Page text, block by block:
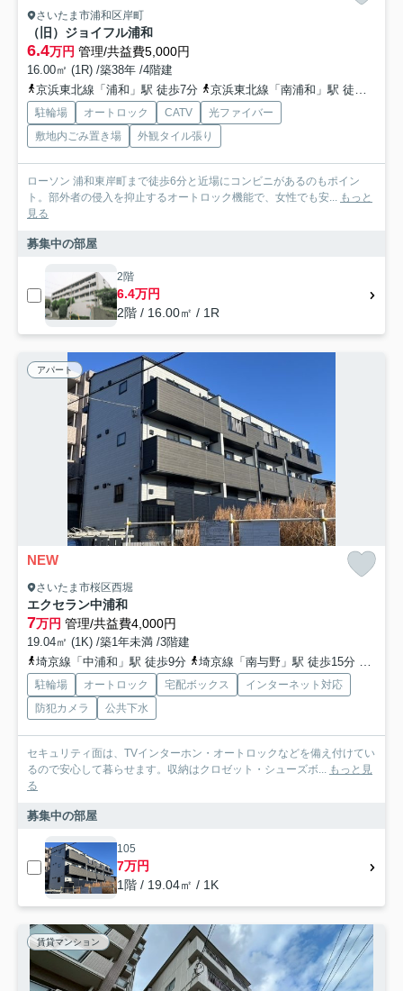
さいたま市浦和区岸町
（旧）ジョイフル浦和
6.4万円 管理/共益費5,000円
16.00㎡ (1R) /築38年 /4階建
京浜東北線「浦和」駅 徒歩7分
京浜東北線「南浦和」駅 徒歩16分
駐輪場 オートロック CATV
光ファイバー
敷地内ごみ置き場
外観タイル張り
ローソン 浦和東岸町まで徒歩6分と近場にコンビニがあるのもポイン
ト。部外者の侵入を抑止するオートロック機能で、女性でも安... もっと
見る
募集中の部屋
2階
6.4万円
2階 / 16.00㎡ / 1R
アパート
NEW
さいたま市桜区西堀
エクセラン中浦和
7万円 管理/共益費4,000円
19.04㎡ (1K) /築1年未満 /3階建
埼京線「中浦和」駅 徒歩9分
埼京線「南与野」駅 徒歩15分 武蔵
駐輪場 オートロック 宅配ボックス
インターネット対応
防犯カメラ
公共下水
セキュリティ面は、TVインターホン・オートロックなどを備え付けてい
るので安心して暮らせます。収納はクロゼット・シューズボ... もっと見
る
募集中の部屋
105
7万円
1階 / 19.04㎡ / 1K
賃貸マンション